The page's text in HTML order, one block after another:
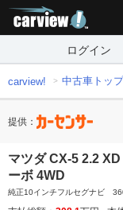
ログイン
carview! 中古車トップ
提供：
マツダ CX-5 2.2
ーボ 4WD
純正10インチフルセグナビ